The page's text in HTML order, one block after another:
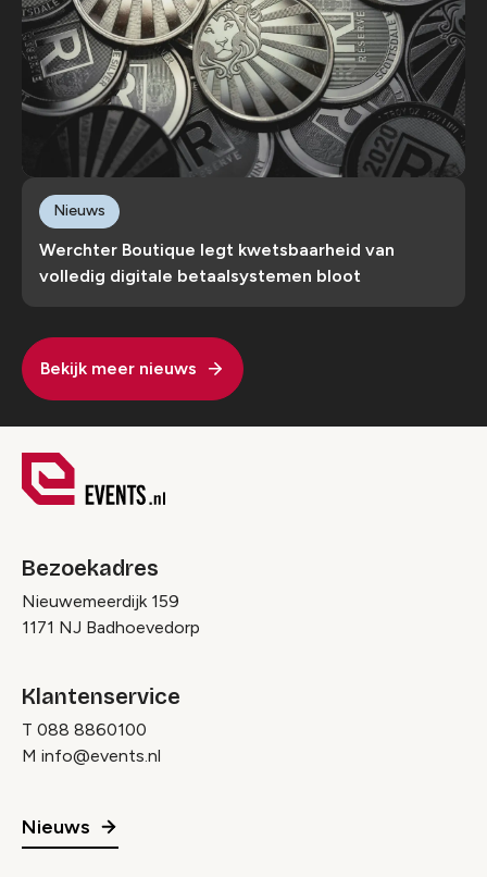
Werchter Boutique legt kwetsbaarheid van
volledig digitale betaalsystemen bloot
Nieuws
Bekijk meer nieuws
Bezoekadres
Nieuwemeerdijk 159
1171 NJ Badhoevedorp
Klantenservice
T 088 8860100
M info@events.nl
Nieuws